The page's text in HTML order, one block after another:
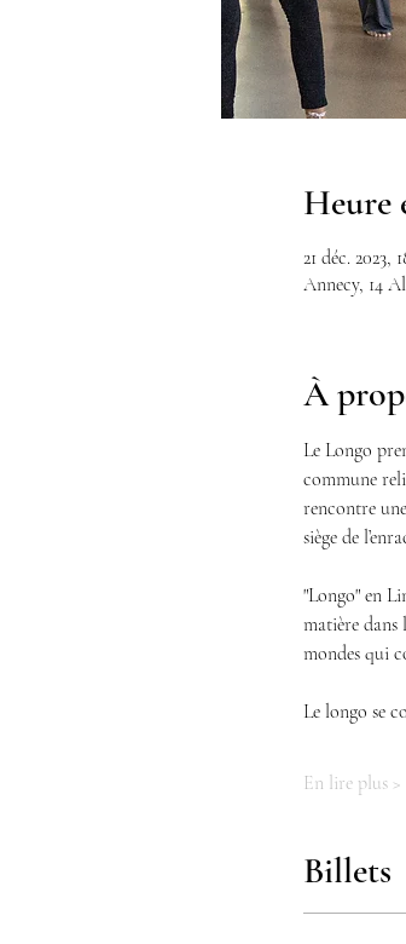
Heure
21 déc. 2023,
Annecy, 14
À
Le Longo
commune
rencontre
siège de
"Longo" en
matière dans
mondes qui
Le longo se
En lire plus >
Billets